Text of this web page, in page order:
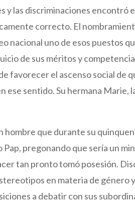
y las discriminaciones encontró
correcto. El
nacional uno de esos puestos
de sus méritos y
favorecer el ascenso social de
ese sentido. Su hermana Marie,
hombre que durante su
pregonando que sería un
tan pronto tomó posesión.
en materia de género
a debatir con sus